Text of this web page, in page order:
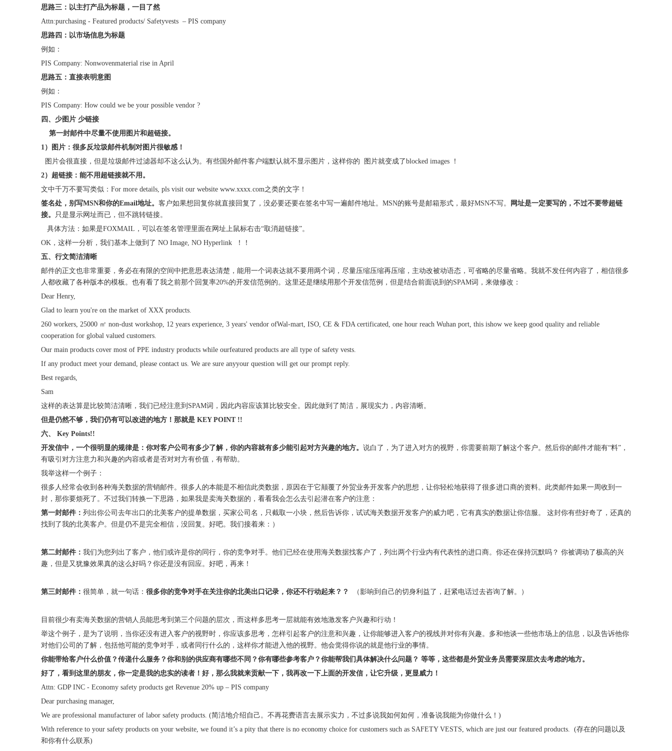
思路三：以主打产品为标题，一目了然
Attn:purchasing - Featured products/ Safetyvests – PIS company
思路四：以市场信息为标题
例如：
PIS Company: Nonwovenmaterial rise in April
思路五：直接表明意图
例如：
PIS Company: How could we be your possible vendor ?
四、少图片 少链接
第一封邮件中尽量不使用图片和超链接。
1）图片：很多反垃圾邮件机制对图片很敏感！
图片会很直接，但是垃圾邮件过滤器却不这么认为。有些国外邮件客户端默认就不显示图片，这样你的 图片就变成了blocked images ！
2）超链接：能不用超链接就不用。
文中千万不要写类似：For more details, pls visit our website www.xxxx.com之类的文字！
签名处，别写MSN和你的Email地址。 客户如果想回复你就直接回复了，没必要还要在签名中写一遍邮件地址。MSN的账号是邮箱形式，最好MSN不写。
网址是一定要写的，不过不要带超链
接。 只是显示网址而已，但不跳转链接。
具体方法：如果是FOXMAIL，可以在签名管理里面在网址上鼠标右击“取消超链接”。
OK，这样一分析，我们基本上做到了 NO Image, NO Hyperlink ！！
五、行文简洁清晰
邮件的正文也非常重要，务必在有限的空间中把意思表达清楚，能用一个词表达就不要用两个词，尽量压缩压缩再压缩，主动改被动语态，可省略的尽量省略。我就不发任何内容了，相信很多
人都收藏了各种版本的模板。也有看了我之前那个回复率20%的开发信范例的。这里还是继续用那个开发信范例，但是结合前面说到的SPAM词，来做修改：
Dear Henry,
Glad to learn you're on the market of XXX products.
260 workers, 25000 ㎡ non-dust workshop, 12 years experience, 3 years' vendor ofWal-mart, ISO, CE & FDA certificated, one hour reach Wuhan port, this ishow we keep good quality and reliable
cooperation for global valued customers.
Our main products cover most of PPE industry products while ourfeatured products are all type of safety vests.
If any product meet your demand, please contact us. We are sure anyyour question will get our prompt reply.
Best regards,
Sam
这样的表达算是比较简洁清晰，我们已经注意到SPAM词，因此内容应该算比较安全。因此做到了简洁，展现实力，内容清晰。
但是仍然不够，我们仍有可以改进的地方！那就是 KEY POINT !!
六、 Key Points!!
开发信中，一个很明显的规律是：你对客户公司有多少了解，你的内容就有多少能引起对方兴趣的地方。 说白了，为了进入对方的视野，你需要前期了解这个客户。然后你的邮件才能有“料”，
有吸引对方注意力和兴趣的内容或者是否对对方有价值，有帮助。
我举这样一个例子：
很多人经常会收到各种海关数据的营销邮件。很多人的本能是不相信此类数据，原因在于它颠覆了外贸业务开发客户的思想，让你轻松地获得了很多进口商的资料。此类邮件如果一周收到一
封，那你要烦死了。不过我们转换一下思路，如果我是卖海关数据的，看看我会怎么去引起潜在客户的注意：
第一封邮件： 列出你公司去年出口的北美客户的提单数据，买家公司名，只截取一小块，然后告诉你，试试海关数据开发客户的威力吧，它有真实的数据让你信服。 这封你有些好奇了，还真的
找到了我的北美客户。但是仍不是完全相信，没回复。好吧。我们接着来：）
第二封邮件： 我们为您列出了客户，他们或许是你的同行，你的竞争对手。他们已经在使用海关数据找客户了，列出两个行业内有代表性的进口商。你还在保持沉默吗？ 你被调动了极高的兴
趣，但是又犹豫效果真的这么好吗？你还是没有回应。好吧，再来！
第三封邮件： 很简单，就一句话： 很多你的竞争对手在关注你的北美出口记录，你还不行动起来？？ （影响到自己的切身利益了，赶紧电话过去咨询了解。）
目前很少有卖海关数据的营销人员能思考到第三个问题的层次，而这样多思考一层就能有效地激发客户兴趣和行动！
举这个例子，是为了说明，当你还没有进入客户的视野时，你应该多思考，怎样引起客户的注意和兴趣，让你能够进入客户的视线并对你有兴趣。多和他谈一些他市场上的信息，以及告诉他你
对他们公司的了解，包括他可能的竞争对手，或者同行什么的，这样你才能进入他的视野。他会觉得你说的就是他行业的事情。
你能带给客户什么价值？传递什么服务？你和别的供应商有哪些不同？你有哪些参考客户？你能帮我们具体解决什么问题？ 等等，这些都是外贸业务员需要深层次去考虑的地方。
好了，看到这里的朋友，你一定是我的忠实的读者！好，那么我就来贡献一下，我再改一下上面的开发信，让它升级，更显威力！
Attn: GDP INC - Economy safety products get Revenue 20% up – PIS company
Dear purchasing manager,
We are professional manufacturer of labor safety products. (简洁地介绍自己。不再花费语言去展示实力，不过多说我如何如何，准备说我能为你做什么！)
With reference to your safety products on your website, we found it’s a pity that there is no economy choice for customers such as SAFETY VESTS, which are just our featured products. (存在的问题以及
和你有什么联系)